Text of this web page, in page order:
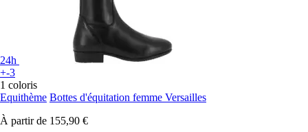
24h
+-3
1 coloris
Equithème Bottes d'équitation femme Versailles
À partir de 155,90 €